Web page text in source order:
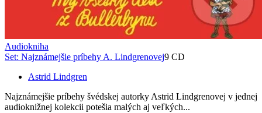
Audiokniha
Set: Najznámejšie príbehy A. Lindgrenovej9 CD
Astrid Lindgren
Najznámejšie príbehy švédskej autorky Astrid Lindgrenovej v jednej
audioknižnej kolekcii potešia malých aj veľkých...